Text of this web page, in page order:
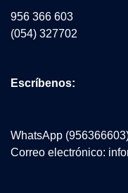
956 366 603
(054) 327702
Escríbenos:
WhatsApp
Correo electrónico: